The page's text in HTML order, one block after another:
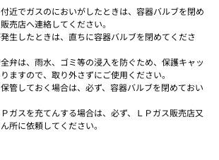
近でガスのにおいがしたときは、容器バルブを閉め
売店へ連絡してください。
生したときは、直ちに容器バルブを閉めてくださ
弁は、雨水、ゴミ等の浸入を防ぐため、保護キャッ
ますので、取り外さずにご使用ください。
管しておく場合は、必ず、容器バルブを閉めておい
ガスを充てんする場合は、必ず、ＬＰガス販売店又
所に依頼してください。